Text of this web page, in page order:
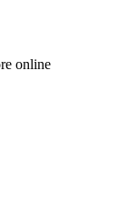
online